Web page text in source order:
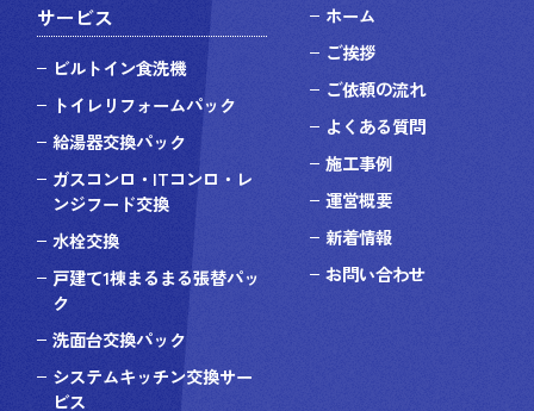
サービス
ビルトイン食洗機
トイレリフォームパック
給湯器交換パック
ガスコンロ・ITコンロ・レ
ンジフード交換
水栓交換
戸建て1棟まるまる張替パッ
ク
洗面台交換パック
システムキッチン交換サー
ビス
ホーム
ご挨拶
ご依頼の流れ
よくある質問
施工事例
運営概要
新着情報
お問い合わせ